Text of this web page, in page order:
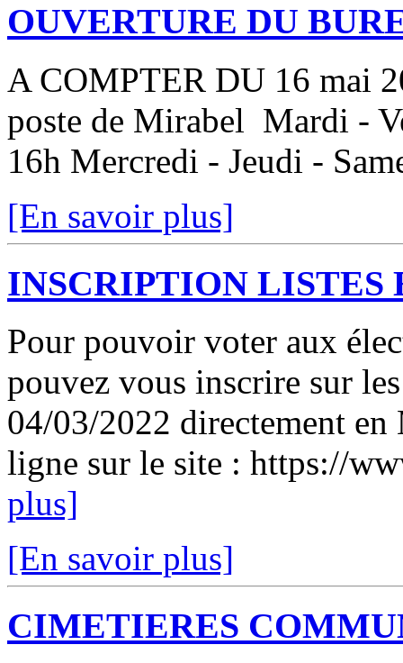
OUVERTURE DU
A COMPTER DU 16 mai
poste de Mirabel Mardi -
16h Mercredi - Jeudi -
[En savoir plus]
INSCRIPTION LISTES
Pour pouvoir voter aux
pouvez vous inscrire sur
04/03/2022 directement
ligne sur le site : https://
plus]
[En savoir plus]
CIMETIERES